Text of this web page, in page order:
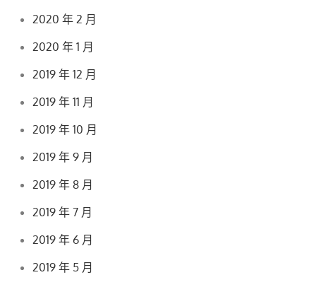
2020 年 2 月
2020 年 1 月
2019 年 12 月
2019 年 11 月
2019 年 10 月
2019 年 9 月
2019 年 8 月
2019 年 7 月
2019 年 6 月
2019 年 5 月